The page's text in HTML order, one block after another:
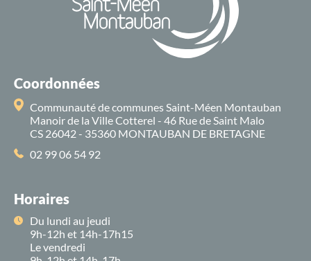
Coordonnées
Communauté de communes Saint-Méen Montauban
Manoir de la Ville Cotterel - 46 Rue de Saint Malo
CS 26042 - 35360 MONTAUBAN DE BRETAGNE
02 99 06 54 92
Horaires
Du lundi au jeudi
9h-12h et 14h-17h15
Le vendredi